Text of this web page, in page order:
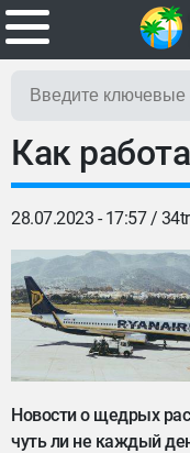
Как
28.07.2023 - 17:57 /
Новости о щедрых
чуть ли не каждый